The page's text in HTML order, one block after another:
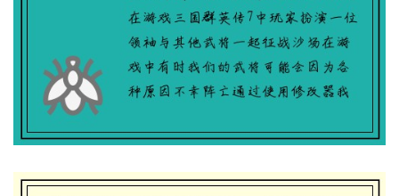
三国演义人名改动MOD：名字重塑，战争
再起